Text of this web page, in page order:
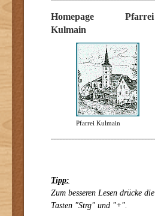
Homepage Pfarrei
Kulmain
Pfarrei Kulmain
Tipp:
Zum besseren Lesen drücke die
Tasten "Strg" und "+".